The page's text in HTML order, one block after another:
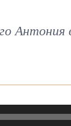
Антония